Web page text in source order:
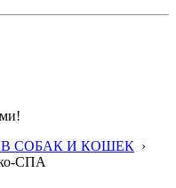
СОБАК И КОШЕК ›
СПА